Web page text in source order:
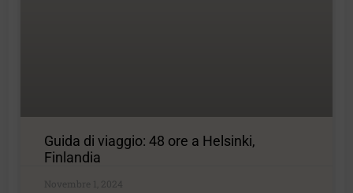
Guida di viaggio: 48 ore a Helsinki,
Finlandia
Novembre 1, 2024